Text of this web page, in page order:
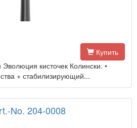
Купить
кисточек Колински. •
+ стабилизирующий...
No. 204-0008